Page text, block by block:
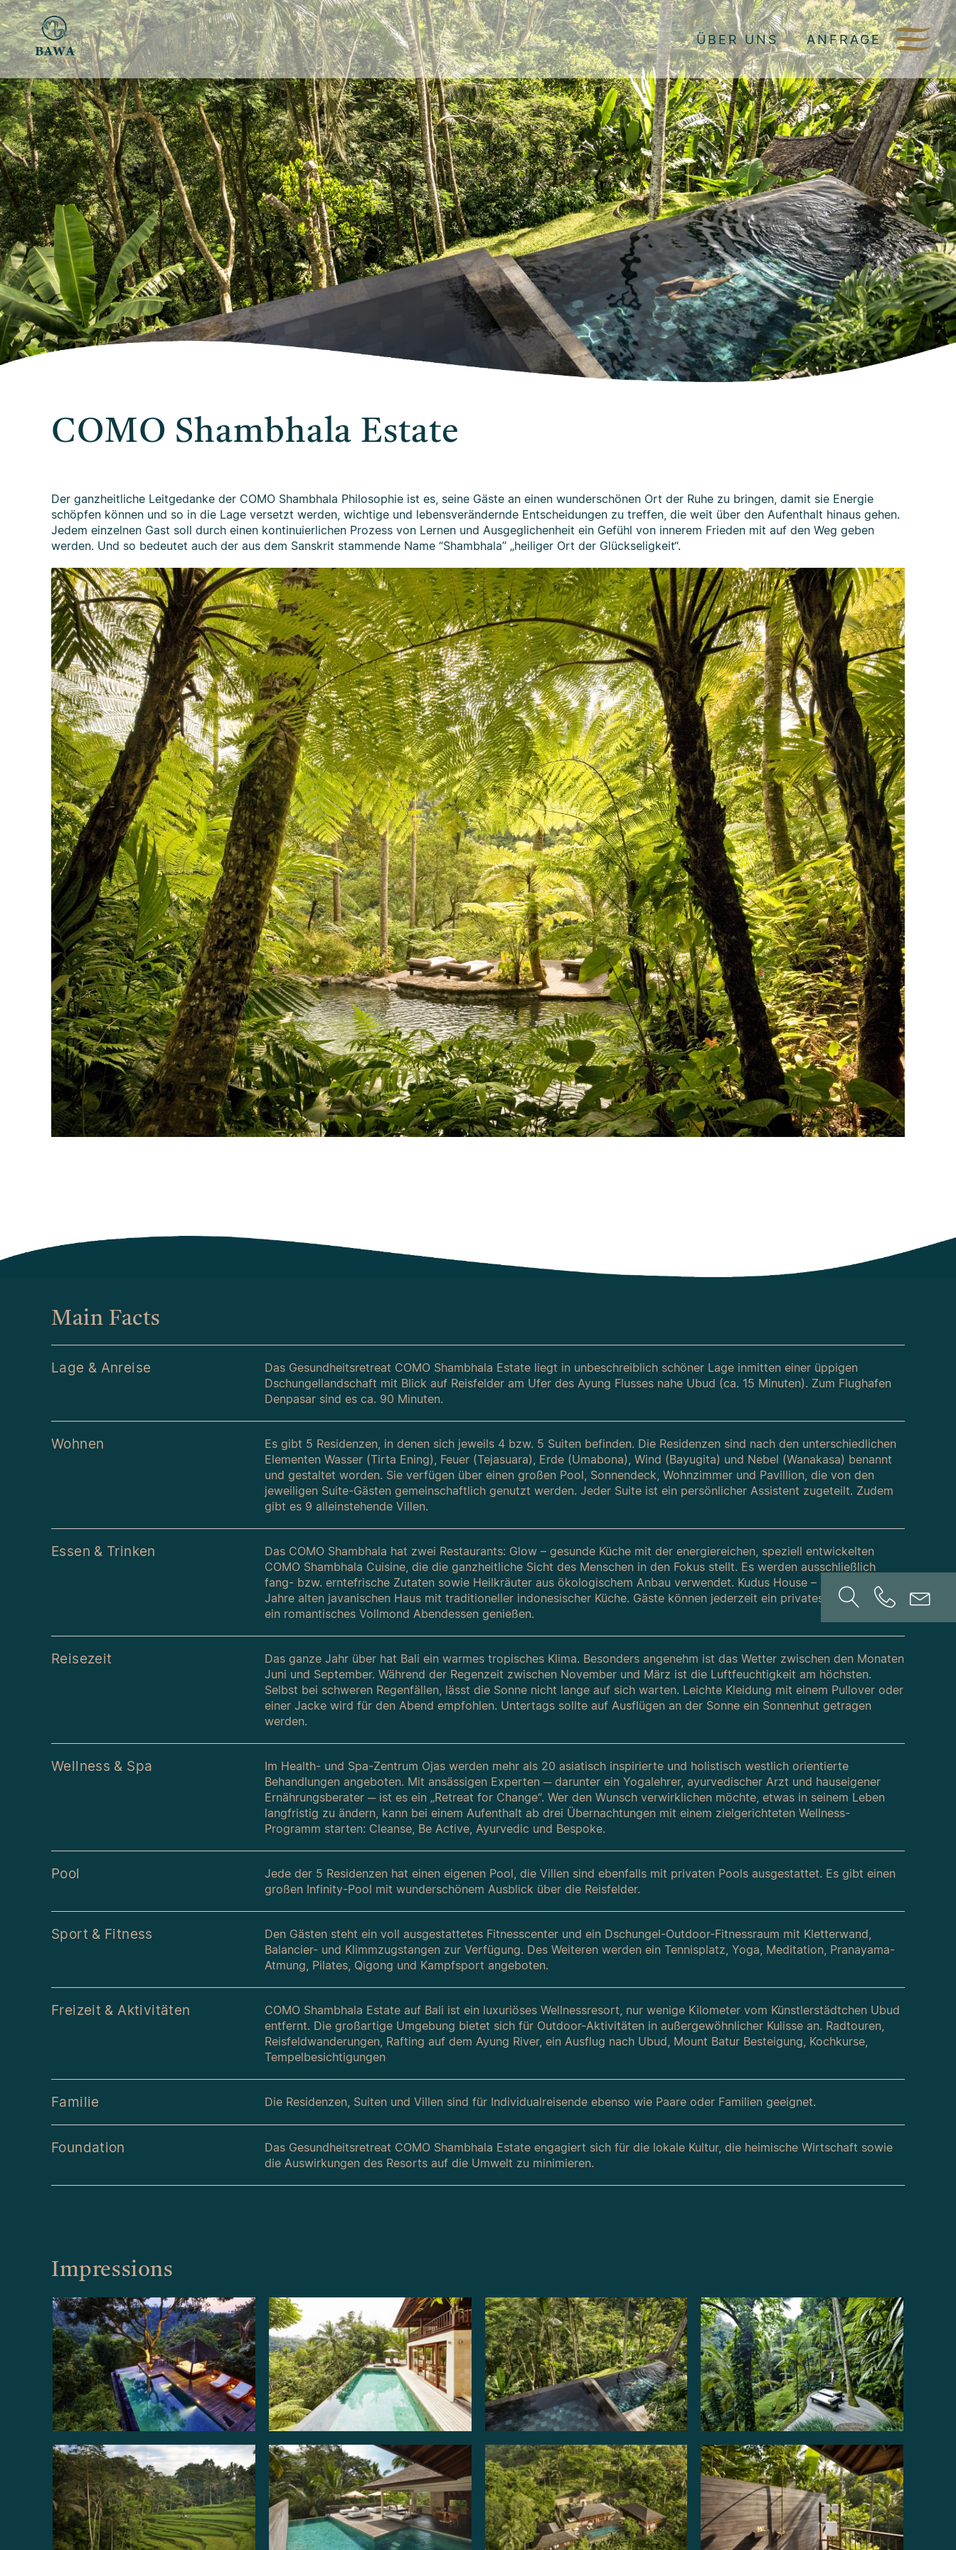
ÜBER UNS ANFRAGE
COMO Shambhala Estate
Der ganzheitliche Leitgedanke der COMO Shambhala Philosophie ist es, seine Gäste an einen wunderschönen Ort der Ruhe zu bringen, damit sie Energie
schöpfen können und so in die Lage versetzt werden, wichtige und lebensverändernde Entscheidungen zu treffen, die weit über den Aufenthalt hinaus gehen.
Jedem einzelnen Gast soll durch einen kontinuierlichen Prozess von Lernen und Ausgeglichenheit ein Gefühl von innerem Frieden mit auf den Weg geben
werden. Und so bedeutet auch der aus dem Sanskrit stammende Name “Shambhala” „heiliger Ort der Glückseligkeit“.
Main Facts
Lage & Anreise
Das Gesundheitsretreat COMO Shambhala Estate liegt in unbeschreiblich schöner Lage inmitten einer üppigen
Dschungellandschaft mit Blick auf Reisfelder am Ufer des Ayung Flusses nahe Ubud (ca. 15 Minuten). Zum Flughafen
Denpasar sind es ca. 90 Minuten.
Wohnen
Es gibt 5 Residenzen, in denen sich jeweils 4 bzw. 5 Suiten befinden. Die Residenzen sind nach den unterschiedlichen
Elementen Wasser (Tirta Ening), Feuer (Tejasuara), Erde (Umabona), Wind (Bayugita) und Nebel (Wanakasa) benannt
und gestaltet worden. Sie verfügen über einen großen Pool, Sonnendeck, Wohnzimmer und Pavillion, die von den
jeweiligen Suite-Gästen gemeinschaftlich genutzt werden. Jeder Suite ist ein persönlicher Assistent zugeteilt. Zudem
gibt es 9 alleinstehende Villen.
Essen & Trinken
Das COMO Shambhala hat zwei Restaurants: Glow – gesunde Küche mit der energiereichen, speziell entwickelten
COMO Shambhala Cuisine, die die ganzheitliche Sicht des Menschen in den Fokus stellt. Es werden ausschließlich
fang- bzw. erntefrische Zutaten sowie Heilkräuter aus ökologischem Anbau verwendet. Kudus House – in einem 150
Jahre alten javanischen Haus mit traditioneller indonesischer Küche. Gäste können jederzeit ein privates Picknick oder
ein romantisches Vollmond Abendessen genießen.
Reisezeit
Das ganze Jahr über hat Bali ein warmes tropisches Klima. Besonders angenehm ist das Wetter zwischen den Monaten
Juni und September. Während der Regenzeit zwischen November und März ist die Luftfeuchtigkeit am höchsten.
Selbst bei schweren Regenfällen, lässt die Sonne nicht lange auf sich warten. Leichte Kleidung mit einem Pullover oder
einer Jacke wird für den Abend empfohlen. Untertags sollte auf Ausflügen an der Sonne ein Sonnenhut getragen
werden.
Wellness & Spa
Im Health- und Spa-Zentrum Ojas werden mehr als 20 asiatisch inspirierte und holistisch westlich orientierte
Behandlungen angeboten. Mit ansässigen Experten ─ darunter ein Yogalehrer, ayurvedischer Arzt und hauseigener
Ernährungsberater ─ ist es ein „Retreat for Change“. Wer den Wunsch verwirklichen möchte, etwas in seinem Leben
langfristig zu ändern, kann bei einem Aufenthalt ab drei Übernachtungen mit einem zielgerichteten Wellness-
Programm starten: Cleanse, Be Active, Ayurvedic und Bespoke.
Pool
Jede der 5 Residenzen hat einen eigenen Pool, die Villen sind ebenfalls mit privaten Pools ausgestattet. Es gibt einen
großen Infinity-Pool mit wunderschönem Ausblick über die Reisfelder.
Sport & Fitness
Den Gästen steht ein voll ausgestattetes Fitnesscenter und ein Dschungel-Outdoor-Fitnessraum mit Kletterwand,
Balancier- und Klimmzugstangen zur Verfügung. Des Weiteren werden ein Tennisplatz, Yoga, Meditation, Pranayama-
Atmung, Pilates, Qigong und Kampfsport angeboten.
Freizeit & Aktivitäten
COMO Shambhala Estate auf Bali ist ein luxuriöses Wellnessresort, nur wenige Kilometer vom Künstlerstädtchen Ubud
entfernt. Die großartige Umgebung bietet sich für Outdoor-Aktivitäten in außergewöhnlicher Kulisse an. Radtouren,
Reisfeldwanderungen, Rafting auf dem Ayung River, ein Ausflug nach Ubud, Mount Batur Besteigung, Kochkurse,
Tempelbesichtigungen
Familie Die Residenzen, Suiten und Villen sind für Individualreisende ebenso wie Paare oder Familien geeignet.
Foundation
Das Gesundheitsretreat COMO Shambhala Estate engagiert sich für die lokale Kultur, die heimische Wirtschaft sowie
die Auswirkungen des Resorts auf die Umwelt zu minimieren.
Impressions